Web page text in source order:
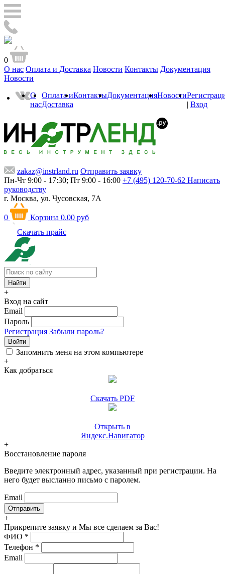
0
О нас Оплата и Доставка Новости Контакты Документация
Новости
О
нас
Оплата и
Доставка
КонтактыДокументацияНовости
| Вход
zakaz@instrland.ru Отправить заявку
Пн-Чт 9:00 - 17:30; Пт 9:00 - 16:00 +7 (495) 120-70-62 Написать
руководству
г. Москва, ул. Чусовская, 7А
0 Корзина 0.00 руб
Скачать прайс
+
Вход на сайт
Email
Пароль
Регистрация Забыли пароль?
Войти
Запомнить меня на этом компьютере
+
Как добраться
Скачать PDF
Открыть в
Яндекс.Навигатор
+
Восстановление пароля
Введите электронный адрес, указанный при регистрации. На
него будет высланно письмо с паролем.
Email
+
Прикрепите заявку и Мы все сделаем за Вас!
ФИО *
Телефон *
Email